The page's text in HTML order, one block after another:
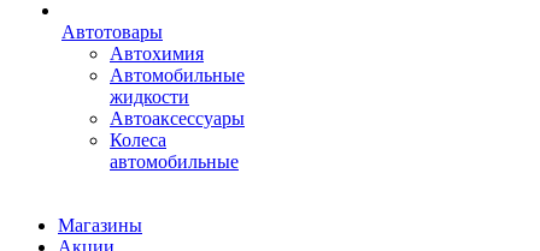
Автотовары
Автохимия
Автомобильные
жидкости
Автоаксессуары
Колеса
автомобильные
Магазины
Акции